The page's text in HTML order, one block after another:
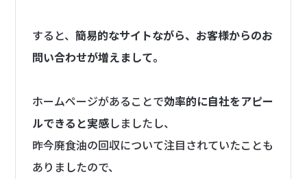
すると、簡易的なサイトながら、お客様からのお
問い合わせが増えまして。
ホームページがあることで効率的に自社をアピー
ルできると実感しましたし、
昨今廃食油の回収について注目されていたことも
ありましたので、